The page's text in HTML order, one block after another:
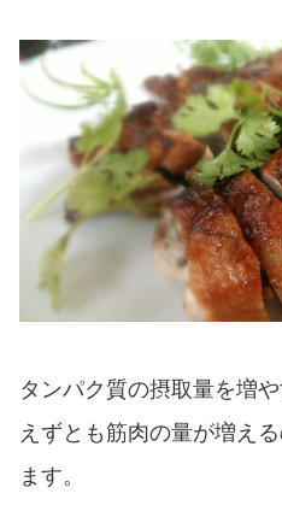
タンパク質の摂取量を増
えずとも筋肉の量が増え
ます。